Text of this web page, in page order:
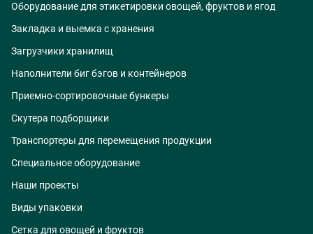
Оборудование для этикетировки овощей, фруктов и ягод
Закладка и выемка с хранения
Загрузчики хранилищ
Наполнители биг бэгов и контейнеров
Приемно-сортировочные бункеры
Скутера подборщики
Транспортеры для перемещения продукции
Специальное оборудование
Наши проекты
Виды упаковки
Сетка для овощей и фруктов